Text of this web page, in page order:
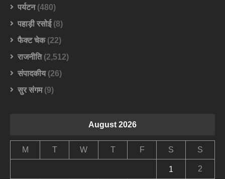
पर्यटन(480)
पहाड़ी रसोई(8)
फैक्ट चेक(22)
राजनीति(2,512)
संपादकीय(26)
सुर संगम(9)
August 2026
M T W T F S S
1 2